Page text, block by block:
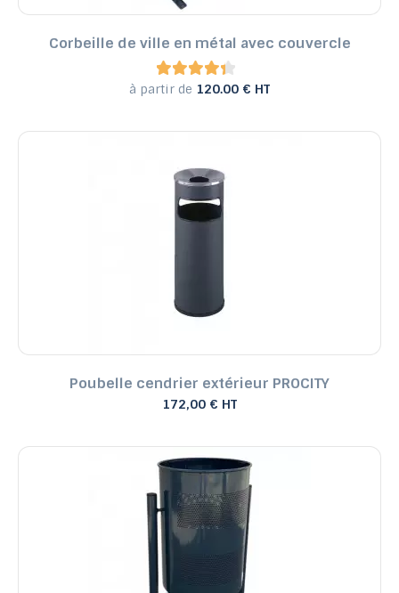
Corbeille de ville en métal avec couvercle
à partir de 120.00 € HT
Poubelle cendrier extérieur PROCITY
172,00 € HT